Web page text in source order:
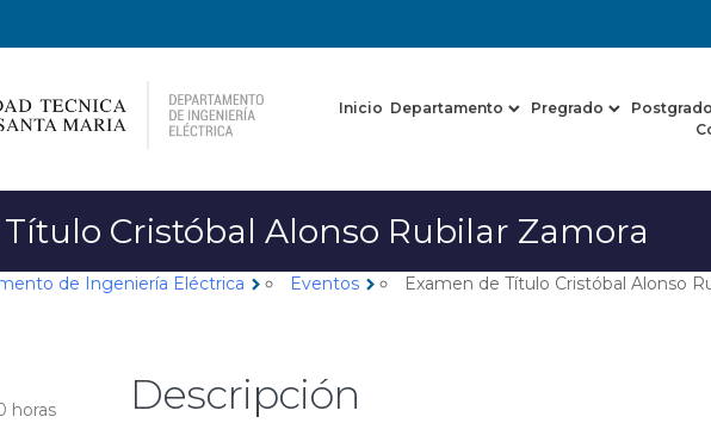
Inicio Departamento Pregrado Postgrado
Cristóbal Alonso Rubilar Zamora
de Ingeniería Eléctrica chevron_right Eventos chevron_right Examen de Título Cristóbal Alonso
horas Descripción